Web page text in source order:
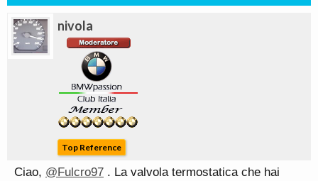
nivola
Top Reference
Ciao, @Fulcro97 . La valvola termostatica che hai